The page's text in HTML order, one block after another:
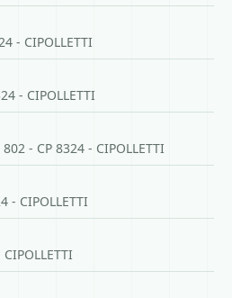
- CIPOLLETTI
- CIPOLLETTI
- CP 8324 - CIPOLLETTI
- CIPOLLETTI